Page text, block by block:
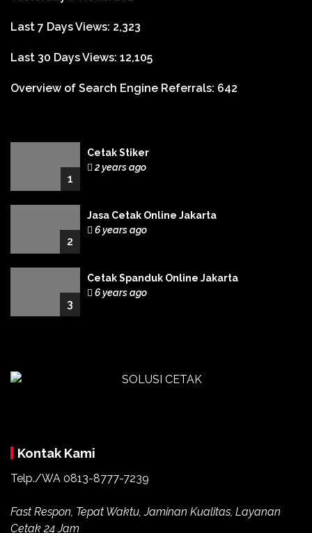
Last 7 Days Views: 2,323
Last 30 Days Views: 12,105
Overview of Search Engine Referrals: 642
1
Cetak Stiker
2 years ago
2
Jasa Cetak Online Jakarta
6 years ago
3
Cetak Spanduk Online Jakarta
6 years ago
Kontak Kami
Telp./WA 0813-8777-7239
Fast Respon, Tepat Waktu, Jaminan Kualitas, Layanan
Cetak 24 Jam